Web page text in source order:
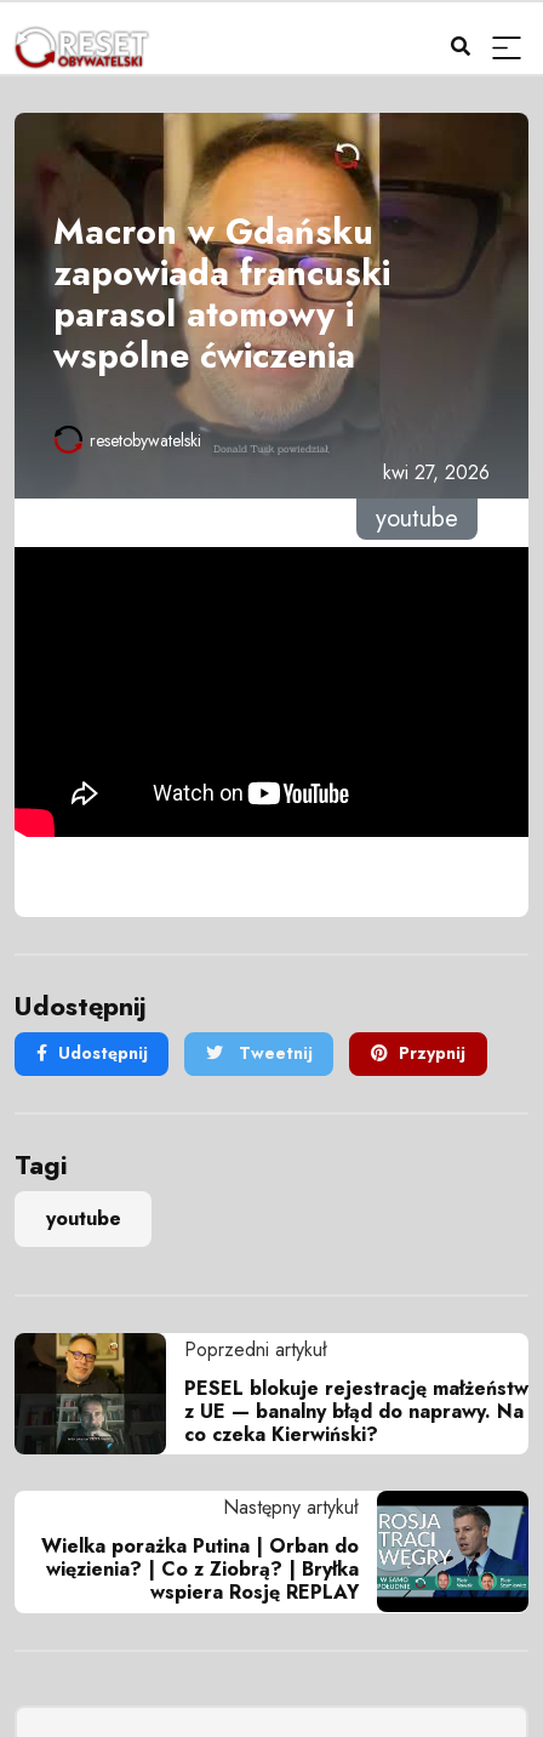
Macron w Gdańsku
zapowiada francuski
parasol atomowy i
wspólne ćwiczenia
resetobywatelski
kwi 27, 2026
youtube
Udostępnij
Udostępnij Tweetnij Przypnij
Tagi
youtube
Poprzedni artykuł
PESEL blokuje rejestrację małżeństw
z UE — banalny błąd do naprawy. Na
co czeka Kierwiński?
Następny artykuł
Wielka porażka Putina | Orban do
więzienia? | Co z Ziobrą? | Bryłka
wspiera Rosję REPLAY